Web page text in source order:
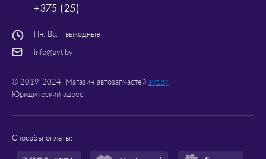
+375 (25)
Пн. Вс. - выходные
info@avt.by
© 2019-2024. Магазин автозапчастей avt.by
Юридический адрес:
Способы оплаты: